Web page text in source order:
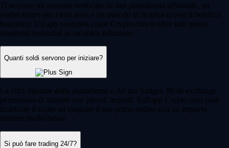
Ti servono un account verificato su una piattaforma affidabile, un
wallet sicuro per i tuoi asset e un metodo di ricarica (come il bonifico
bancario). Un'app completa come Crypto.com ti offre tutti questi
strumenti essenziali in un'unica soluzione.
Quanti soldi servono per iniziare?
La cifra dipende dalla piattaforma e dal tuo budget. Molti exchange
permettono di iniziare con piccoli importi. Sull'app Crypto.com puoi
ricaricare il conto ed eseguire il tuo primo ordine con un importo
minimo molto basso.
Si può fare trading 24/7?